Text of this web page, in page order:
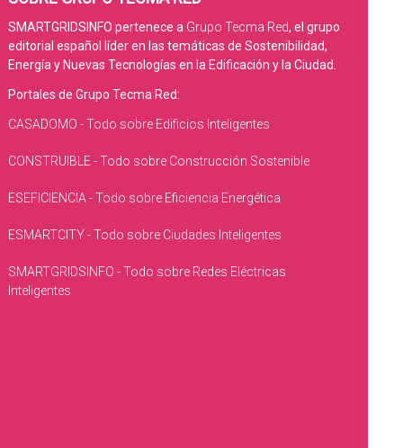
SMARTGRIDSINFO pertenece a Grupo Tecma Red, el grupo
editorial español líder en las temáticas de Sostenibilidad,
Energía y Nuevas Tecnologías en la Edificación y la Ciudad.
Portales de Grupo Tecma Red:
CASADOMO - Todo sobre Edificios Inteligentes
CONSTRUIBLE - Todo sobre Construcción Sostenible
ESEFICIENCIA - Todo sobre Eficiencia Energética
ESMARTCITY - Todo sobre Ciudades Inteligentes
SMARTGRIDSINFO - Todo sobre Redes Eléctricas
Inteligentes